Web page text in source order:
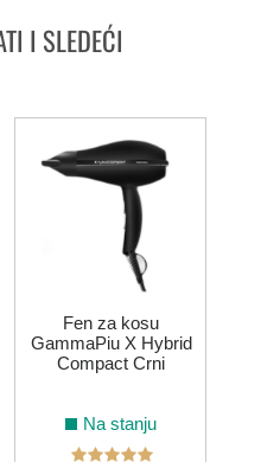
I SLEDEĆI
Fen za kosu
GammaPiu X Hybrid
Compact Crni
Na stanju